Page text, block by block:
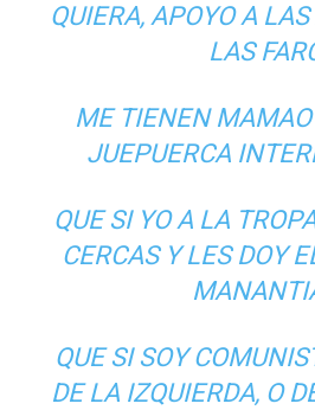
QUIERA, APOYO A
LAS
ME TIENEN
JUEPUERCA
QUE SI YO A LA
CERCAS Y LES DOY
QUE SI SOY
DE LA IZQUIERDA, O